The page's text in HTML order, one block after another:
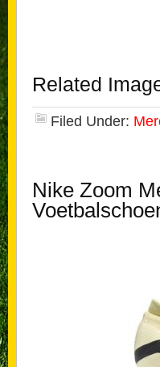
Related
Filed Under:
Nike Zoom